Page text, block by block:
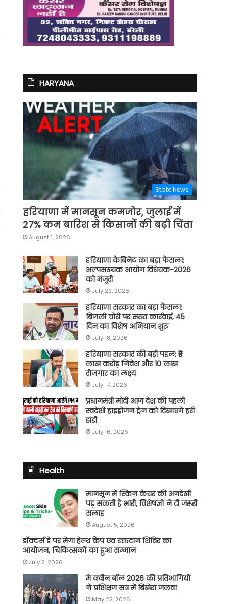
HARYANA
State News
हरियाणा में मानसून कमजोर, जुलाई में
27% कम बारिश से किसानों की बढ़ी चिंता
August 1, 2026
हरियाणा कैबिनेट का बड़ा फैसला:
अल्पसंख्यक आयोग विधेयक-2026
को मंजूरी
July 29, 2026
हरियाणा सरकार का बड़ा फैसला:
बिजली चोरी पर सख्त कार्रवाई, 45
दिन का विशेष अभियान शुरू
July 18, 2026
हरियाणा सरकार की बड़ी पहल: ₹5
लाख करोड़ निवेश और 10 लाख
रोजगार का लक्ष्य
July 17, 2026
प्रधानमंत्री मोदी आज देश की पहली
स्वदेशी हाइड्रोजन ट्रेन को दिखाएंगे हरी
झंडी
July 16, 2026
Health
मानसून में स्किन केयर की अनदेखी
पड़ सकती है भारी, विशेषज्ञों ने दी जरूरी
सलाह
August 5, 2026
डॉक्टर्स डे पर मेगा हेल्थ कैंप एवं रक्तदान शिविर का
आयोजन, चिकित्सकों का हुआ सम्मान
July 2, 2026
मे क्वीन बॉल 2026 की प्रतिभागियों
ने प्रशिक्षण सत्र में बिखेरा जलवा
May 22, 2026